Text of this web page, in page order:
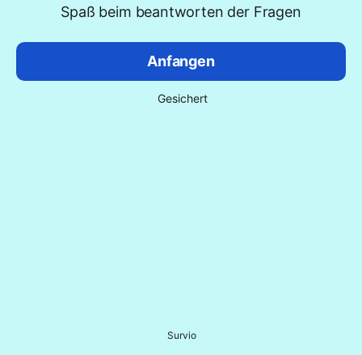
Spaß beim beantworten der Fragen
Anfangen
Gesichert
Survio